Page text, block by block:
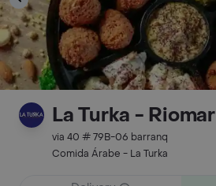
La Turka - Riomar
via 40 # 79B-06 barranq
Comida Árabe - La Turka